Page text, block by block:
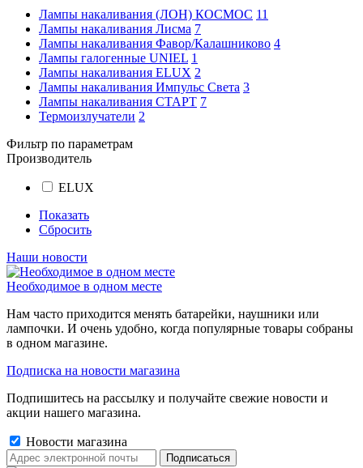
Лампы накаливания (ЛОН) КОСМОС 11
Лампы накаливания Лисма 7
Лампы накаливания Фавор/Калашниково 4
Лампы галогенные UNIEL 1
Лампы накаливания ELUX 2
Лампы накаливания Импульс Света 3
Лампы накаливания СТАРТ 7
Термоизлучатели 2
Фильтр по параметрам
Производитель
ELUX
Показать
Сбросить
Наши новости
Необходимое в одном месте
Нам часто приходится менять батарейки, наушники или
лампочки. И очень удобно, когда популярные товары собраны
в одном магазине.
Подписка на новости магазина
Подпишитесь на рассылку и получайте свежие новости и
акции нашего магазина.
Новости магазина